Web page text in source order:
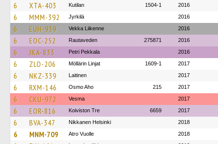
6 XTA-403 Kutilan 1504-1 2016
6 MMM-392 Jyrkilä 2016
6 EUH-939 Vekka Liikenne 2016
6 EOC-252 Rautaveden 275871 2016
6 JKA-833 Petri Pekkala 2016
6 ZLO-206 Möllärin Linjat 1609-1 2017
6 NKZ-339 Laitinen 2017
6 RXM-146 Osmo Aho 215 2017
6 CKU-972 Vesma 2017
6 EOR-816 Koiviston Tre 6659 2017
6 BVA-347 Nikkanen Helsinki 2018
6 MNM-709 Atro Vuolle 2018